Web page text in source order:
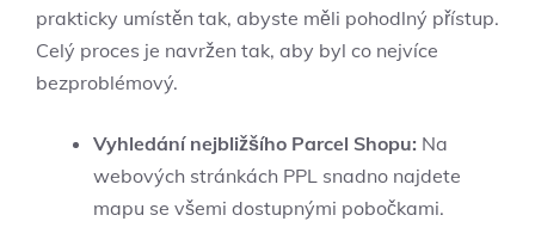
prakticky umístěn tak, abyste měli pohodlný přístup.
Celý proces je navržen tak, aby byl co nejvíce
bezproblémový.
Vyhledání nejbližšího Parcel Shopu: Na
webových stránkách PPL snadno najdete
mapu se všemi dostupnými pobočkami.